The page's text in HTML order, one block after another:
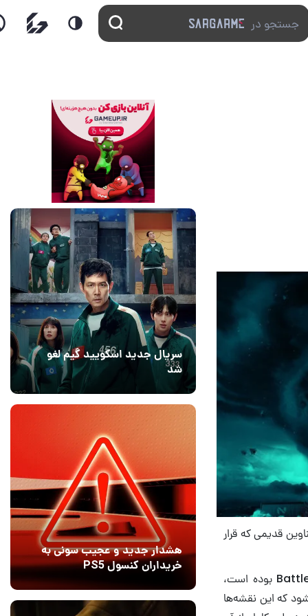
قدیمی که قرار
تام هندرسون که در ماه‌های اخیر یکی از مورد اعتمادترین اینسایدرهای بازی Battlefield 2042 بوده است،
که این نقشه‌ها
16 مرداد 1405
سریال جدید اسکویید گیم لغو
شد
هشدار جدید و عجیب سونی به
خریداران کنسول PS5